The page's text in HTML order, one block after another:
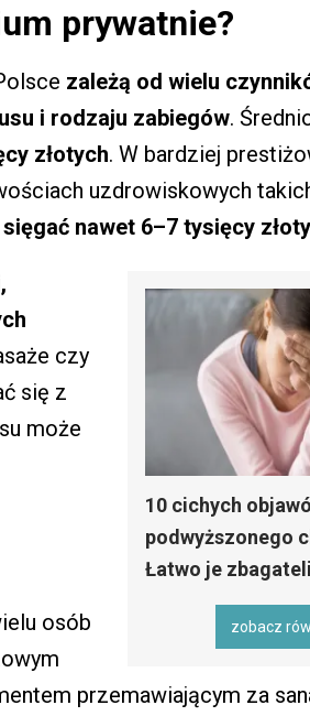
prywatnie?
zależą od wielu
i rodzaju zabiegów.
złotych. W bardziej
uzdrowiskowych
nawet 6–7 tysięcy
10 cichych
podwyższonego
Łatwo je
zobacz
czy
się z
może
osób
przemawiającym za